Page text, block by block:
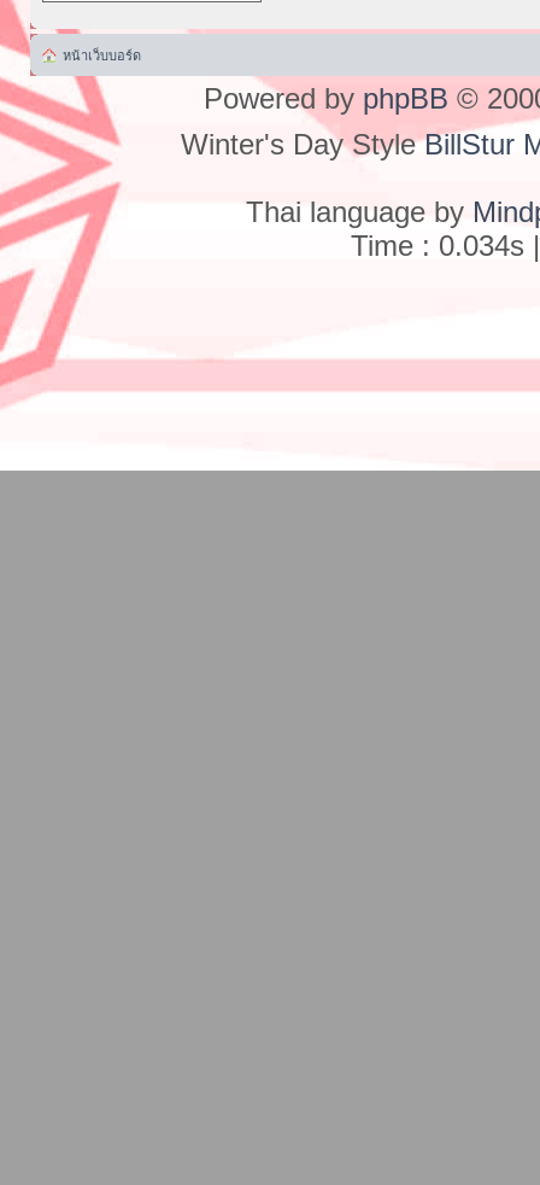
หน้าเว็บบอร์ด
Powered by phpBB ©
Winter's Day StyleBillStur
Thai language by
Time : 0.034s